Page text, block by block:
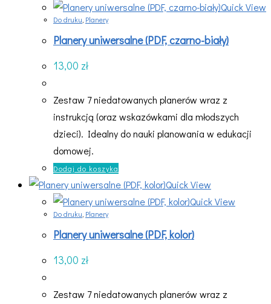
Quick View
Do druku, Planery
Planery uniwersalne (PDF, czarno-biały)
13,00 zł
Zestaw 7 niedatowanych planerów wraz z
instrukcją (oraz wskazówkami dla młodszych
dzieci). Idealny do nauki planowania w edukacji
domowej.
Dodaj do koszyka
Quick View
Quick View
Do druku Planery
Planery uniwersalne (PDF, kolor)
13,00 zł
Zestaw 7 niedatowanych planerów wraz z